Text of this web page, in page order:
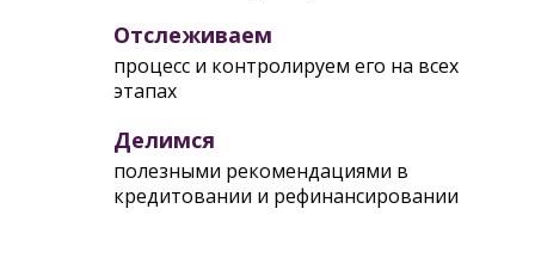
Отслеживаем
процесс и контролируем его на всех
этапах
Делимся
полезными рекомендациями в
кредитовании и рефинансировании